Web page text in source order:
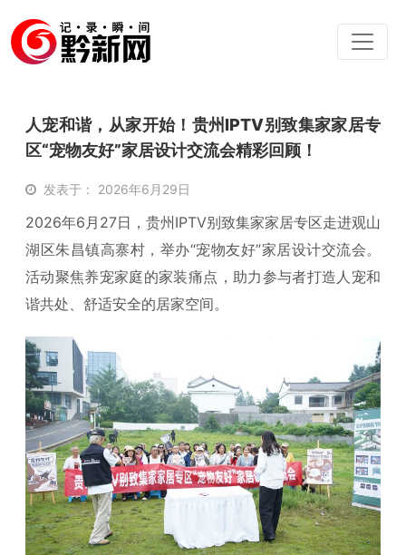
人宠和谐，从家开始！贵州IPTV别致集家家居专
区“宠物友好”家居设计交流会精彩回顾！
发表于： 2026年6月29日
2026年6月27日，贵州IPTV别致集家家居专区走进观山
湖区朱昌镇高寨村，举办“宠物友好”家居设计交流会。
活动聚焦养宠家庭的家装痛点，助力参与者打造人宠和
谐共处、舒适安全的居家空间。